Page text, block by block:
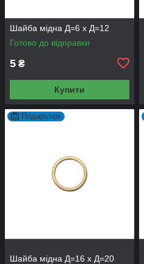
Шайба мідна Д=6 х Д=12
Готово до відправки
5 ₴
Купити
Подарунок
Шайба мідна Д=16 х Д=20